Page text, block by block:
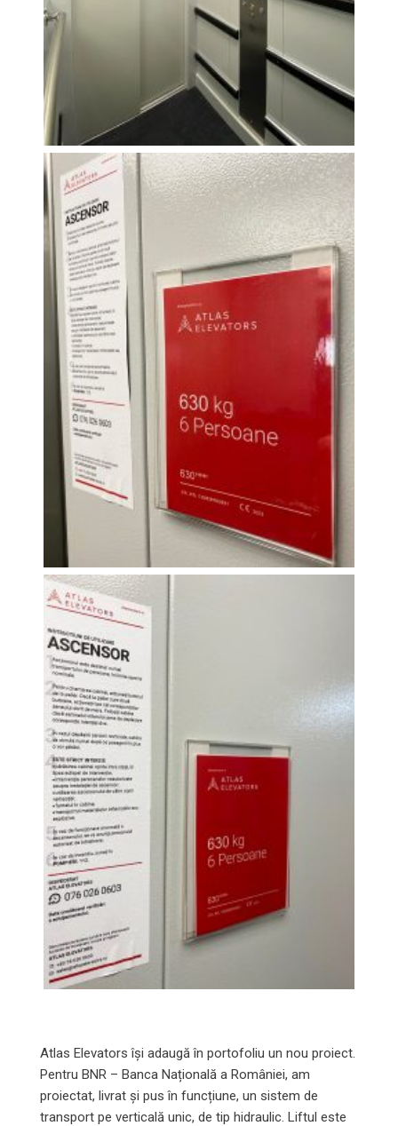
Atlas Elevators își adaugă în portofoliu un nou proiect.
Pentru BNR – Banca Națională a României, am
proiectat, livrat și pus în funcțiune, un sistem de
transport pe verticală unic, de tip hidraulic. Liftul este